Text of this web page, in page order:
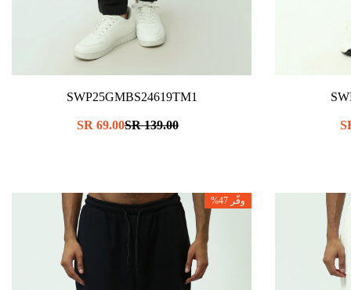
SWP25GMBS24619TM1
سعر
139.00 SR
سعر
69.00 SR
وفّر 47%